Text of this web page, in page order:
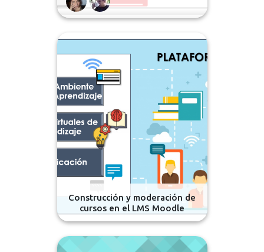
Construcción y moderación de
cursos en el LMS Moodle